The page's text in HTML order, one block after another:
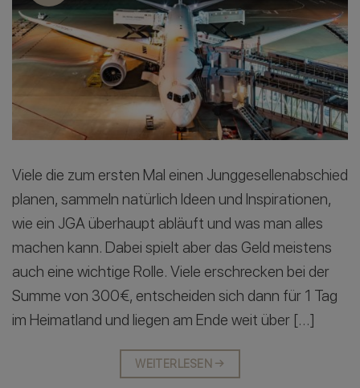
Viele die zum ersten Mal einen Junggesellenabschied
planen, sammeln natürlich Ideen und Inspirationen,
wie ein JGA überhaupt abläuft und was man alles
machen kann. Dabei spielt aber das Geld meistens
auch eine wichtige Rolle. Viele erschrecken bei der
Summe von 300€, entscheiden sich dann für 1 Tag
im Heimatland und liegen am Ende weit über […]
WEITERLESEN →